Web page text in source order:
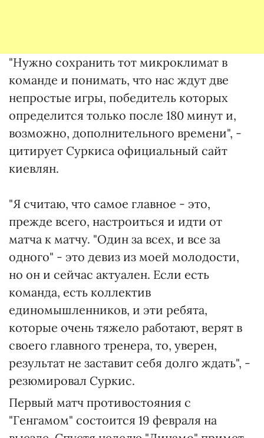
"Нужно сохранить тот микроклимат в
команде и понимать, что нас ждут две
непростые игры, победитель которых
определится только после 180 минут и,
возможно, дополнительного времени", -
цитирует Суркиса официальный сайт
киевлян.
"Я считаю, что самое главное - это,
прежде всего, настроиться и идти от
матча к матчу. "Один за всех, и все за
одного" - это девиз из моей молодости,
но он и сейчас актуален. Если есть
команда, есть коллектив
единомышленников, и эти ребята,
которые очень тяжело работают, верят в
своего главного тренера, то, уверен,
результат не заставит себя долго ждать", -
резюмировал Суркис.
Первый матч противостояния с
"Генгамом" состоится 19 февраля на